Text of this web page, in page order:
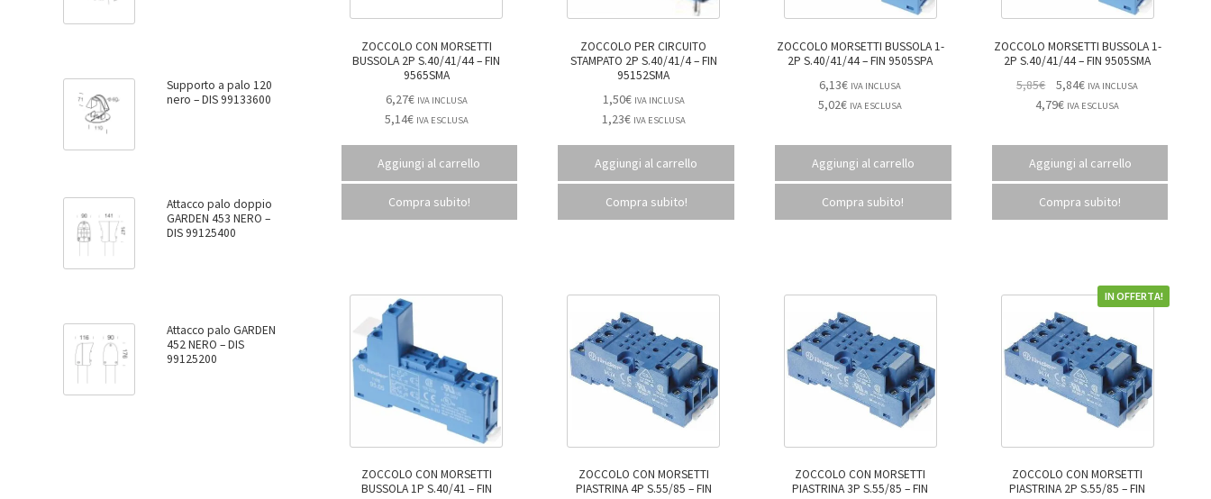
ZOCCOLO CON MORSETTI
BUSSOLA 2P S.40/41/44 – FIN
9565SMA
6,27€ IVA INCLUSA
5,14€ IVA ESCLUSA
Aggiungi al carrello
Compra subito!
ZOCCOLO PER CIRCUITO
STAMPATO 2P S.40/41/4 – FIN
95152SMA
1,50€ IVA INCLUSA
1,23€ IVA ESCLUSA
Aggiungi al carrello
Compra subito!
ZOCCOLO MORSETTI BUSSOLA 1-
2P S.40/41/44 – FIN 9505SPA
6,13€ IVA INCLUSA
5,02€ IVA ESCLUSA
Aggiungi al carrello
Compra subito!
ZOCCOLO MORSETTI BUSSOLA 1-
2P S.40/41/44 – FIN 9505SMA
5,85€ 5,84€ IVA INCLUSA
4,79€ IVA ESCLUSA
Aggiungi al carrello
Compra subito!
ZOCCOLO CON MORSETTI
BUSSOLA 1P S.40/41 – FIN
ZOCCOLO CON MORSETTI
PIASTRINA 4P S.55/85 – FIN
ZOCCOLO CON MORSETTI
PIASTRINA 3P S.55/85 – FIN
ZOCCOLO CON MORSETTI
PIASTRINA 2P S.55/85 – FIN
IN OFFERTA!
Supporto a palo 120
nero – DIS 99133600
Attacco palo doppio
GARDEN 453 NERO –
DIS 99125400
Attacco palo GARDEN
452 NERO – DIS
99125200